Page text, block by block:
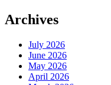
Archives
July 2026
June 2026
May 2026
April 2026